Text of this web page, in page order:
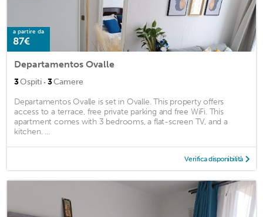
a partire da
87€
Departamentos Ovalle
3Ospiti · 3Camere
Departamentos Ovalle is set in Ovalle. This property offers
access to a terrace, free private parking and free WiFi. This
apartment comes with 3 bedrooms, a flat-screen TV, and a
kitchen. ...
Verifica disponibilità